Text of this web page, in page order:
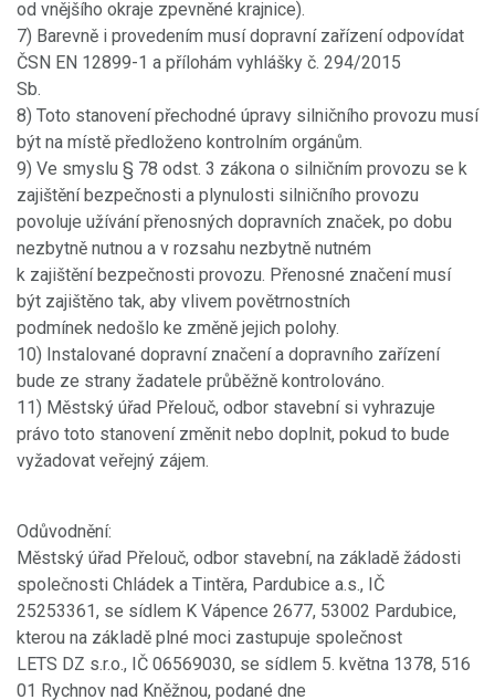
od vnějšího okraje zpevněné krajnice).
7) Barevně i provedením musí dopravní zařízení odpovídat
ČSN EN 12899-1 a přílohám vyhlášky č. 294/2015
Sb.
8) Toto stanovení přechodné úpravy silničního provozu musí
být na místě předloženo kontrolním orgánům.
9) Ve smyslu § 78 odst. 3 zákona o silničním provozu se k
zajištění bezpečnosti a plynulosti silničního provozu
povoluje užívání přenosných dopravních značek, po dobu
nezbytně nutnou a v rozsahu nezbytně nutném
k zajištění bezpečnosti provozu. Přenosné značení musí
být zajištěno tak, aby vlivem povětrnostních
podmínek nedošlo ke změně jejich polohy.
10) Instalované dopravní značení a dopravního zařízení
bude ze strany žadatele průběžně kontrolováno.
11) Městský úřad Přelouč, odbor stavební si vyhrazuje
právo toto stanovení změnit nebo doplnit, pokud to bude
vyžadovat veřejný zájem.
Odůvodnění:
Městský úřad Přelouč, odbor stavební, na základě žádosti
společnosti Chládek a Tintěra, Pardubice a.s., IČ
25253361, se sídlem K Vápence 2677, 53002 Pardubice,
kterou na základě plné moci zastupuje společnost
LETS DZ s.r.o., IČ 06569030, se sídlem 5. května 1378, 516
01 Rychnov nad Kněžnou, podané dne